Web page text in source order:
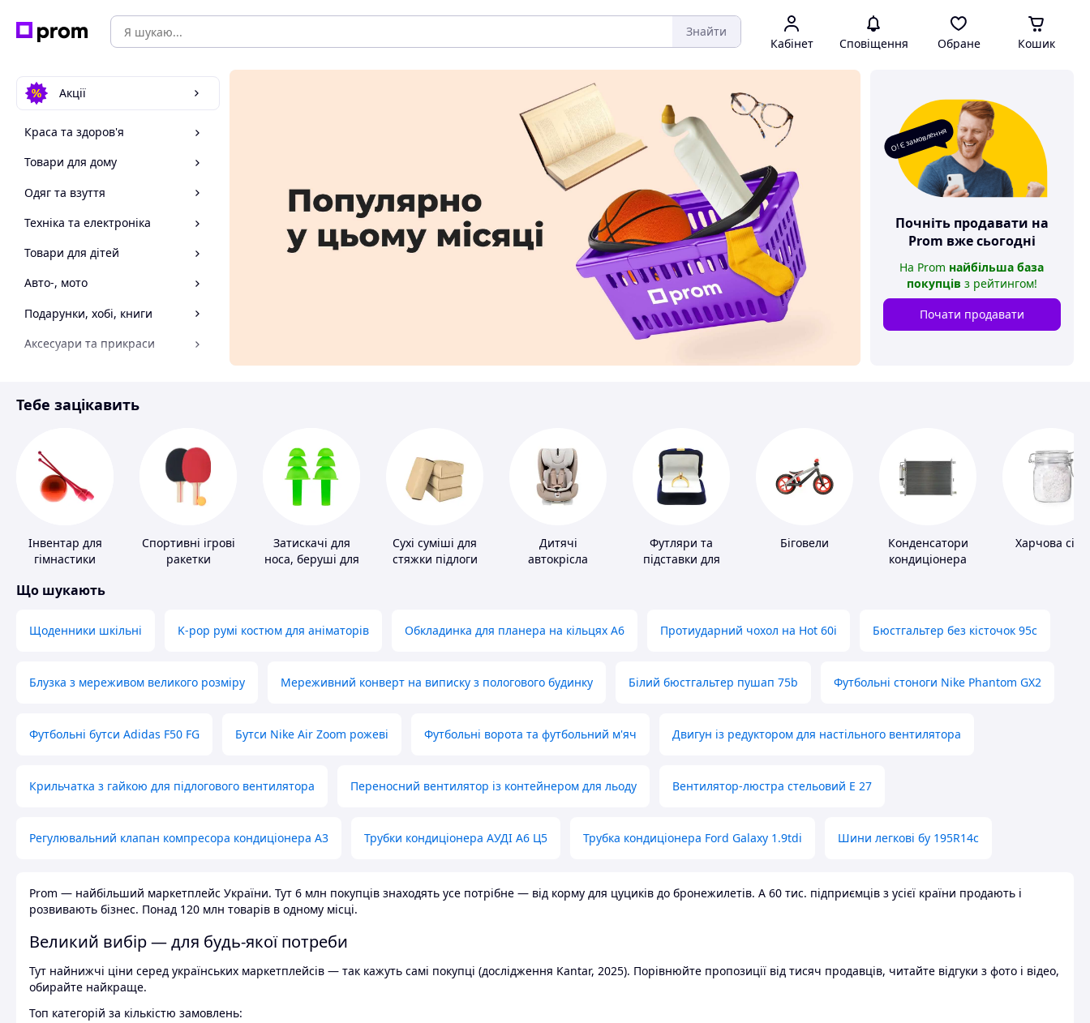
Знайти
Кабінет Сповіщення Обране Кошик
Акції
Краса та здоров'я
Товари для дому
Одяг та взуття
Техніка та електроніка
Товари для дітей
Авто-, мото
Подарунки, хобі, книги
Аксесуари та прикраси
Спорт і відпочинок
О! Є замовлення
Почніть продавати на
Prom вже сьогодні
На Prom найбільша база
покупців з рейтингом!
Почати продавати
Тебе зацікавить
Інвентар для
гімнастики
Спортивні ігрові
ракетки
Затискачі для
носа, беруші для
Сухі суміші для
стяжки підлоги
Дитячі
автокрісла
Футляри та
підставки для
Біговели
Конденсатори
кондиціонера
Харчова сіль
Що шукають
Щоденники шкільні K-pop румі костюм для аніматорів Обкладинка для планера на кільцях А6 Протиударний чохол на Hot 60i Бюстгальтер без кісточок 95с
Блузка з мереживом великого розміру Мереживний конверт на виписку з пологового будинку Білий бюстгальтер пушап 75b Футбольні стоноги Nike Phantom GX2
Футбольні бутси Adidas F50 FG Бутси Nike Air Zoom рожеві Футбольні ворота та футбольний м'яч Двигун із редуктором для настільного вентилятора
Крильчатка з гайкою для підлогового вентилятора Переносний вентилятор із контейнером для льоду Вентилятор-люстра стельовий E 27
Регулювальний клапан компресора кондиціонера А3 Трубки кондиціонера АУДІ А6 Ц5 Трубка кондиціонера Ford Galaxy 1.9tdi Шини легкові бу 195R14c
Prom — найбільший маркетплейс України. Тут 6 млн покупців знаходять усе потрібне — від корму для цуциків до бронежилетів. А 60 тис. підприємців з усієї країни продають і
розвивають бізнес. Понад 120 млн товарів в одному місці.
Великий вибір — для будь-якої потреби
Тут найнижчі ціни серед українських маркетплейсів — так кажуть самі покупці (дослідження Kantar, 2025). Порівнюйте пропозиції від тисяч продавців, читайте відгуки з фото і відео,
обирайте найкраще.
Топ категорій за кількістю замовлень: